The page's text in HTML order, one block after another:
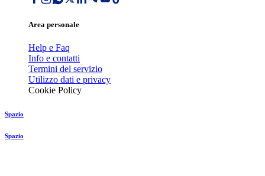
Area personale
Help e Faq
Info e contatti
Termini del servizio
Utilizzo dati e privacy
Cookie Policy
Spazio
Spazio